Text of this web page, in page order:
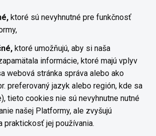
ktoré sú nevyhnutné pre funkčnosť
ktoré umožňujú, aby si naša
informácie, ktoré majú vplyv
webová stránka správa alebo ako
preferovaný jazyk alebo región, kde sa
tieto cookies nie sú nevyhnutne nutné
našej Platformy, ale zvyšujú
praktickosť jej používania.